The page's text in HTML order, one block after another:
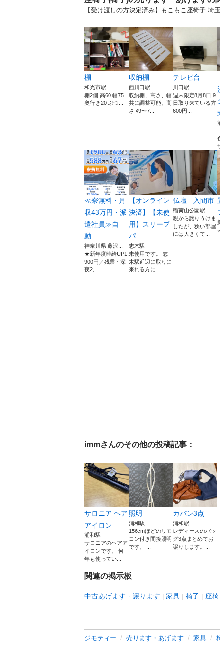
【受け渡しの方決定済み】もこもこ座椅子 埼
棚
和光市駅
棚2個 高60 幅75
奥行き20 ぶつ...
収納棚
西川口駅
収納棚、高さ、幅
共に調整可能。高
さ 49〜7...
テレビ台
川口駅
週末限定8月8日.9
日取り来ている方
600円...
≪寮無料・月
収43万円・派
遣社員≫自
動...
神奈川県 藤沢...
★新年度時給UP1,
900円／残業・深
夜2,...
【オンライン
決済】【未使
用】スリープ
パ...
志木駅
未使用です。 志
木駅近辺に取りに
来れる方に...
仏壇 入間市
稲荷山公園駅
親から譲りうけま
したが、狭い部屋
には大きくて...
immさんのその他の投稿記事：
サロニア ヘア
アイロン
浦和駅
サロニアのヘアア
イロンです。 何
年も使ってい...
照明
浦和駅
156cmほどのリモ
コン付き間接照明
です。 ...
カバン3点
浦和駅
レディースのバッ
グ3点まとめてお
譲りします。...
関連の掲示板
中古あげます・譲ります 家具 椅子 座
ジモティー 売ります・あげます 家具